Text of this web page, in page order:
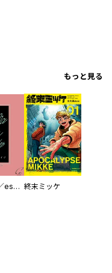
もっと見る
Stella bit／es【単話版】 終末ミッケ